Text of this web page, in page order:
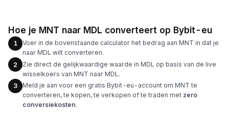
Hoe je MNT naar MDL converteert op Bybit-eu
1
Voer in de bovenstaande calculator het bedrag aan MNT in dat je
naar MDL wilt converteren.
2
Zie direct de gelijkwaardige waarde in MDL op basis van de live
wisselkoers van MNT naar MDL.
3
Meld je aan voor een gratis Bybit-eu-account om MNT te
converteren, te kopen, te verkopen of te traden met zero
conversiekosten.